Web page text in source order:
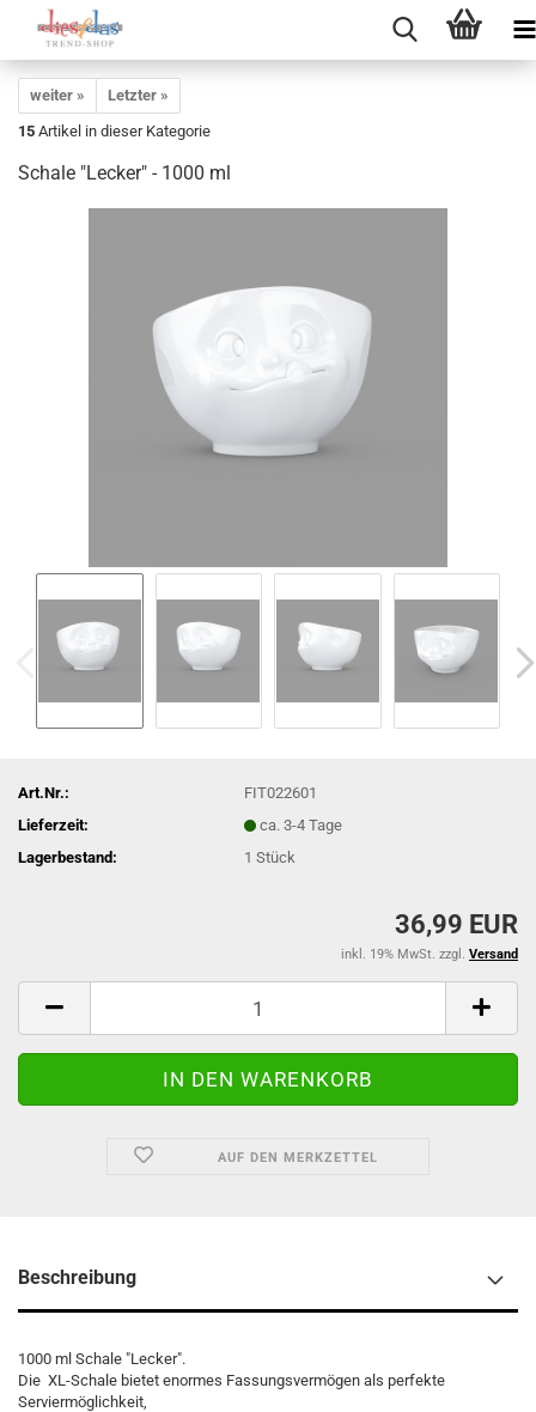
weiter »
Letzter »
15 Artikel in dieser Kategorie
Schale "Lecker" - 1000 ml
Art.Nr.:
FIT022601
Lieferzeit:
ca. 3-4 Tage
Lagerbestand:
1Stück
36,99 EUR
inkl. 19% MwSt. zzgl. Versand
AUF DEN MERKZETTEL
Beschreibung
1000 ml Schale "Lecker".
Die XL-Schale bietet enormes Fassungsvermögen als perfekte
Serviermöglichkeit,